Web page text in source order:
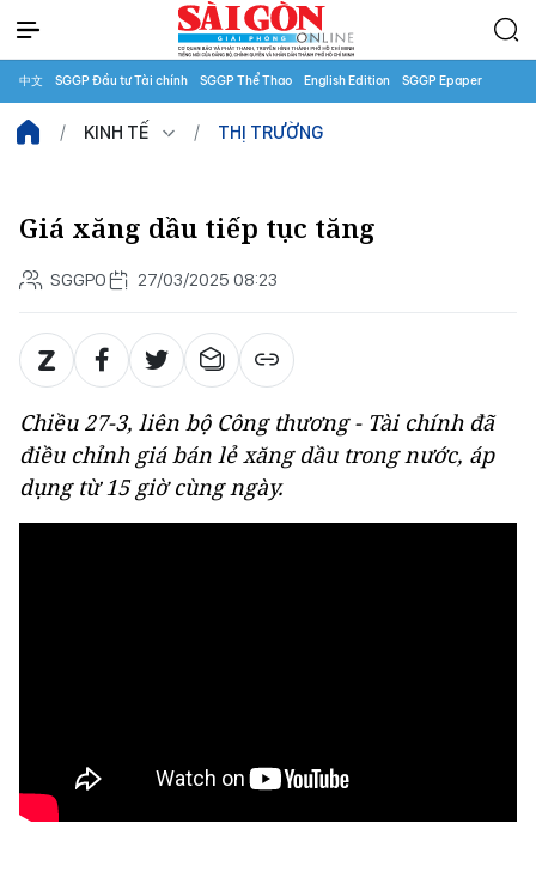
中文 SGGP Đầu tư Tài chính SGGP Thể Thao English Edition SGGP Epaper
KINH TẾ THỊ TRƯỜNG
Giá xăng dầu tiếp tục tăng
SGGPO 27/03/2025 08:23
Chiều 27-3, liên bộ Công thương - Tài chính đã
điều chỉnh giá bán lẻ xăng dầu trong nước, áp
dụng từ 15 giờ cùng ngày.